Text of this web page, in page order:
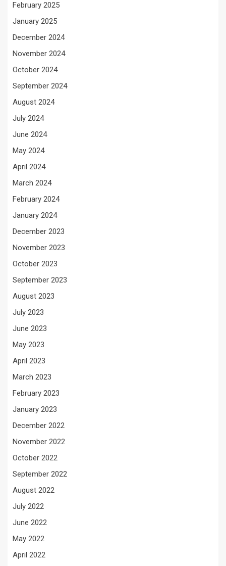
February 2025
January 2025
December 2024
November 2024
October 2024
September 2024
August 2024
July 2024
June 2024
May 2024
April 2024
March 2024
February 2024
January 2024
December 2023
November 2023
October 2023
September 2023
August 2023
July 2023
June 2023
May 2023
April 2023
March 2023
February 2023
January 2023
December 2022
November 2022
October 2022
September 2022
August 2022
July 2022
June 2022
May 2022
April 2022